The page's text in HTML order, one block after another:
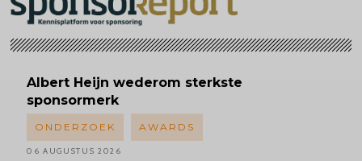
Albert Heijn wederom sterkste
sponsormerk
ONDERZOEK AWARDS
06 AUGUSTUS 2026